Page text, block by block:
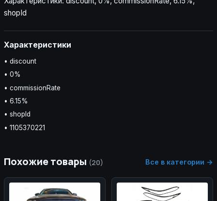
shopId
Характеристики
• discount
• 0%
• commissionRate
• 6.15%
• shopId
• 1105370221
Похожие товары (20) Все в категории →